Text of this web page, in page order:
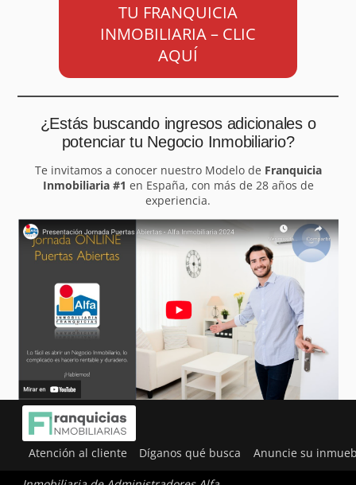
TU FRANQUICIA
INMOBILIARIA – CLIC
AQUÍ
¿Estás buscando ingresos adicionales o
potenciar tu Negocio Inmobiliario?
Te invitamos a conocer nuestro Modelo de Franquicia
Inmobiliaria #1 en España, con más de 28 años de
experiencia.
Atención al cliente Díganos qué busca Anuncie su